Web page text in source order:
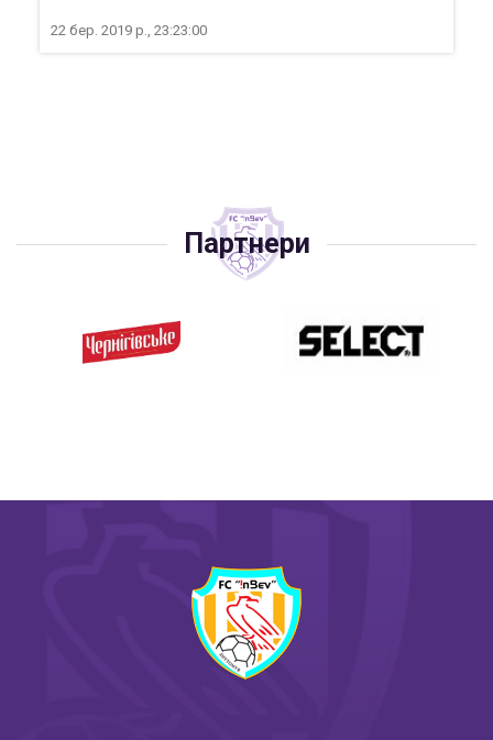
22 бер. 2019 р., 23:23:00
Партнери